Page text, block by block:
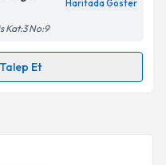
verilerimin belirtilen
ediyorum.
Gönder
Haritada Göster
Kat:3 No:9
Et
ile bilgilendireceğiz.